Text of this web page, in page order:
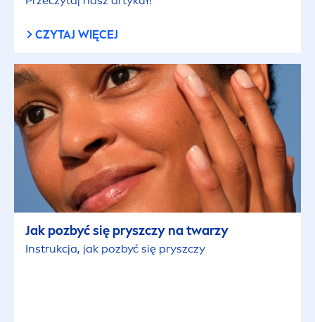
Skóra normalna
Skóra szara i zmęczona
Skóra tłusta
Skóra wrażliwa
Skóra z niedoskonałościami
Sucha skóra
CZYTAJ WIĘCEJ
Jak pozbyć się pryszczy na twarzy
Instrukcja, jak pozbyć się pryszczy